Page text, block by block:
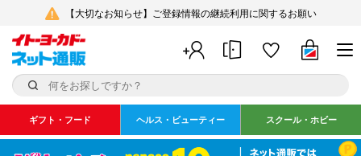
【大切なお知らせ】ご登録情報の継続利用に関するお願い
ギフト・フード ヘルス・ビューティー スクール・ホビー